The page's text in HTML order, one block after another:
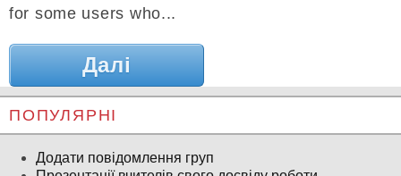
for some users who...
Далі
ПОПУЛЯРНІ
Додати повідомлення груп